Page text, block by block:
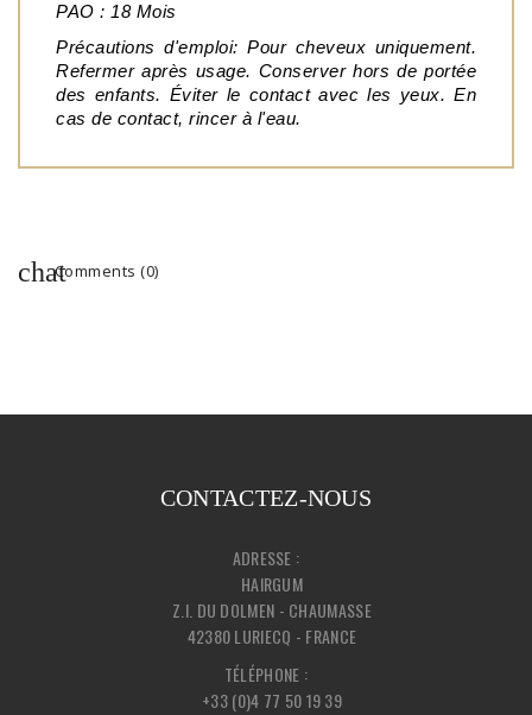
PAO : 18 Mois
Précautions d'emploi: Pour cheveux uniquement.
Refermer après usage. Conserver hors de portée
des enfants. Éviter le contact avec les yeux. En
cas de contact, rincer à l'eau.
Comments (0)
CONTACTEZ-NOUS
ADRESSE :
HAIRGUM
Z.I. DU DOLMEN - CHAUMASSE
42380 LURIECQ - FRANCE
TÉLÉPHONE :
+33 (0)4 77 50 19 39